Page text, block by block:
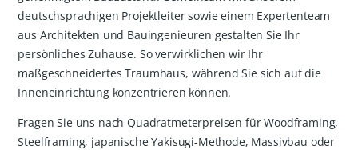
deutschsprachigen Projektleiter sowie einem Expertenteam
aus Architekten und Bauingenieuren gestalten Sie Ihr
persönliches Zuhause. So verwirklichen wir Ihr
maßgeschneidertes Traumhaus, während Sie sich auf die
Inneneinrichtung konzentrieren können.
Fragen Sie uns nach Quadratmeterpreisen für Woodframing,
Steelframing, japanische Yakisugi-Methode, Massivbau oder